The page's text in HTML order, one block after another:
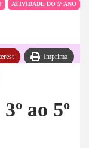
ATIVIDADE DO 5º ANO
Imprima
ao 5º